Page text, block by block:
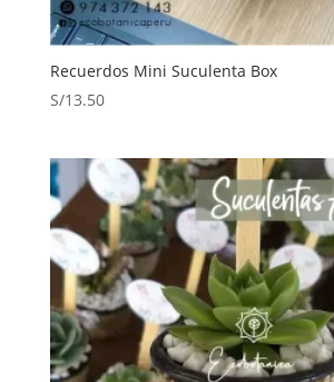
Recuerdos Mini Suculenta Box
S/13.50